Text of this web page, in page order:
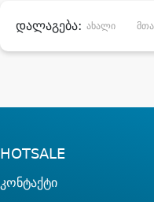
დალაგება: ახალი
HOTSALE
კონტაქტი